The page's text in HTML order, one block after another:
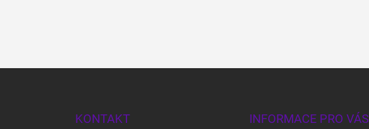
KONTAKT INFORMACE PRO VÁS